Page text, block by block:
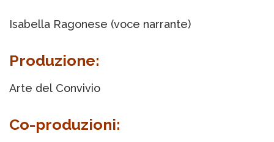
Isabella Ragonese (voce narrante)
Produzione:
Arte del Convivio
Co-produzioni: